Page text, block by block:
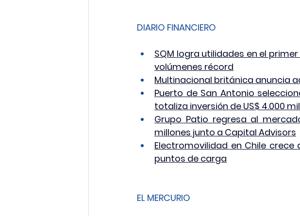
DIARIO FINANCIERO
SQM logra utilidades en el
volúmenes récord
Multinacional británica anuncia
Puerto de San Antonio
totaliza inversión de US$ 4.000
Grupo Patio regresa al
millones junto a Capital Advisors
Electromovilidad en Chile
puntos de carga
EL MERCURIO